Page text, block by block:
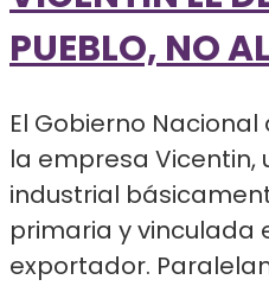
PUEBLO, NO
El Gobierno
la empresa
industrial
primaria y vinculada
exportador.